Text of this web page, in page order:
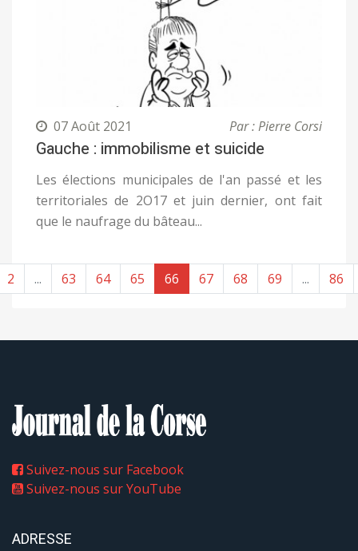
07 Août 2021 Par : Pierre Corsi
Gauche : immobilisme et suicide
Les élections municipales de l'an passé et les
territoriales de 2O17 et juin dernier, ont fait
que le naufrage du bâteau...
2 ... 63 64 65 66 67 68 69 ... 86
Suivez-nous sur Facebook
Suivez-nous sur YouTube
ADRESSE